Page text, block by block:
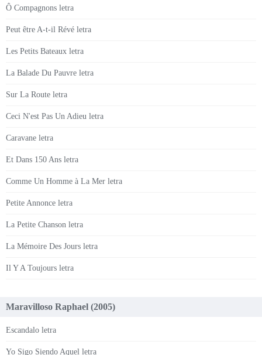
Ô Compagnons letra
Peut être A-t-il Révé letra
Les Petits Bateaux letra
La Balade Du Pauvre letra
Sur La Route letra
Ceci N'est Pas Un Adieu letra
Caravane letra
Et Dans 150 Ans letra
Comme Un Homme à La Mer letra
Petite Annonce letra
La Petite Chanson letra
La Mémoire Des Jours letra
Il Y A Toujours letra
Maravilloso Raphael (2005)
Escandalo letra
Yo Sigo Siendo Aquel letra